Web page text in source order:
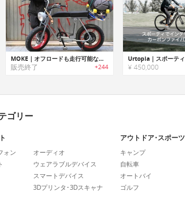
MOKE｜オフロードも走行可能なロングシート電動eバイク「モーク」
販売終了 +244 ¥ 450,000
ゴリー
ォン
オーディオ
ウェアラブルデバイス
スマートデバイス
3Dプリンタ･3Dスキャナ
アウトドア･スポーツ
キャンプ
自転車
オートバイ
ゴルフ